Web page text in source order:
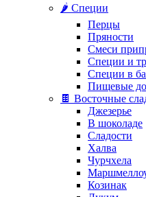
🌶️ Специи
Перцы
Пряности
Смеси
Специи и
Специи в
Пищевые
🍫 Восточные
Джезерье
В шоколаде
Сладости
Халва
Чурчхела
Козинак